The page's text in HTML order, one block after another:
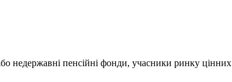
або недержавні пенсійні фонди, учасники ринку цінних